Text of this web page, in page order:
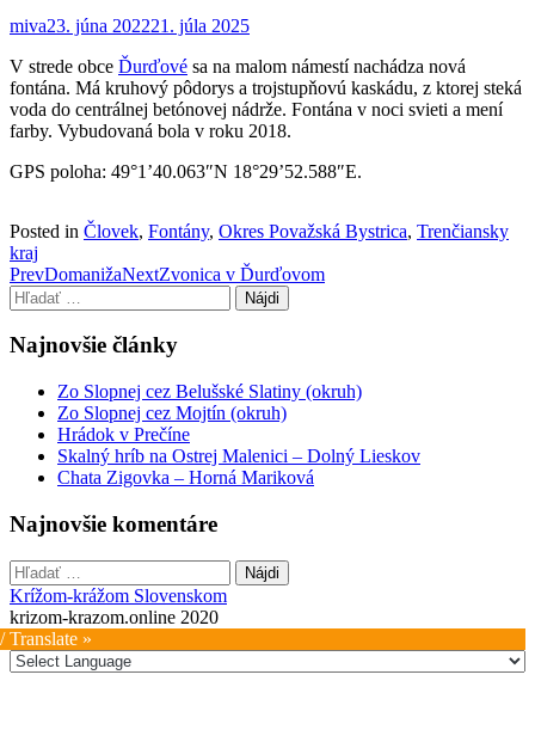
miva23. júna 202221. júla 2025
V strede obce Ďurďové sa na malom námestí nachádza nová
fontána. Má kruhový pôdorys a trojstupňovú kaskádu, z ktorej steká
voda do centrálnej betónovej nádrže. Fontána v noci svieti a mení
farby. Vybudovaná bola v roku 2018.
GPS poloha: 49°1’40.063″N 18°29’52.588″E.
Posted in Človek, Fontány, Okres Považská Bystrica, Trenčiansky
kraj
Post
navigation
PrevDomanižaNextZvonica v Ďurďovom
Hľadať:
Najnovšie články
Zo Slopnej cez Belušské Slatiny (okruh)
Zo Slopnej cez Mojtín (okruh)
Hrádok v Prečíne
Skalný hríb na Ostrej Malenici – Dolný Lieskov
Chata Zigovka – Horná Mariková
Najnovšie komentáre
Hľadať:
Krížom-krážom Slovenskom
krizom-krazom.online 2020
Translate »